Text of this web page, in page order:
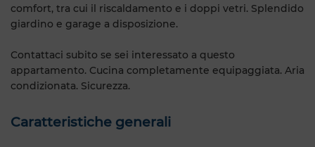
comfort, tra cui il riscaldamento e i doppi vetri. Splendido
giardino e garage a disposizione.
Contattaci subito se sei interessato a questo
appartamento. Cucina completamente equipaggiata. Aria
condizionata. Sicurezza.
Caratteristiche generali